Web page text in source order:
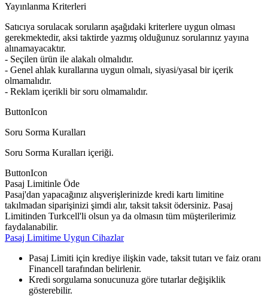
Yayınlanma Kriterleri
Satıcıya sorulacak soruların aşağıdaki kriterlere uygun olması
gerekmektedir, aksi taktirde yazmış olduğunuz sorularınız yayına
alınamayacaktır.
- Seçilen ürün ile alakalı olmalıdır.
- Genel ahlak kurallarına uygun olmalı, siyasi/yasal bir içerik
olmamalıdır.
- Reklam içerikli bir soru olmamalıdır.
ButtonIcon
Soru Sorma Kuralları
Soru Sorma Kuralları içeriği.
ButtonIcon
Pasaj Limitinle Öde
Pasaj'dan yapacağınız alışverişlerinizde kredi kartı limitine
takılmadan siparişinizi şimdi alır, taksit taksit ödersiniz. Pasaj
Limitinden Turkcell'li olsun ya da olmasın tüm müşterilerimiz
faydalanabilir.
Pasaj Limitime Uygun Cihazlar
Pasaj Limiti için krediye ilişkin vade, taksit tutarı ve faiz oranı
Financell tarafından belirlenir.
Kredi sorgulama sonucunuza göre tutarlar değişiklik
gösterebilir.